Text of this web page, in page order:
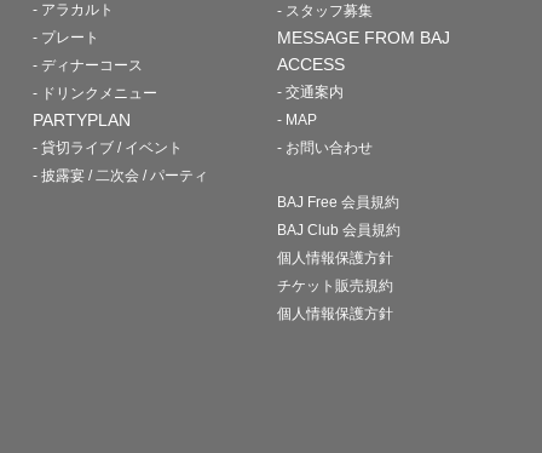
- アラカルト
- プレート
- ディナーコース
- ドリンクメニュー
PARTYPLAN
- 貸切ライブ / イベント
- 披露宴 / 二次会 / パーティ
- スタッフ募集
MESSAGE FROM BAJ
ACCESS
- 交通案内
- MAP
- お問い合わせ
BAJ Free 会員規約
BAJ Club 会員規約
個人情報保護方針
チケット販売規約
個人情報保護方針